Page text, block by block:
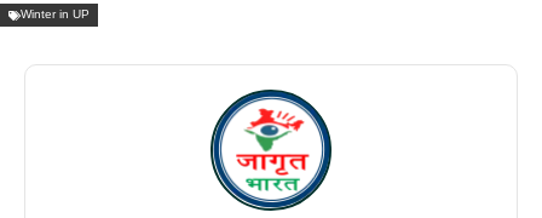
Winter in UP